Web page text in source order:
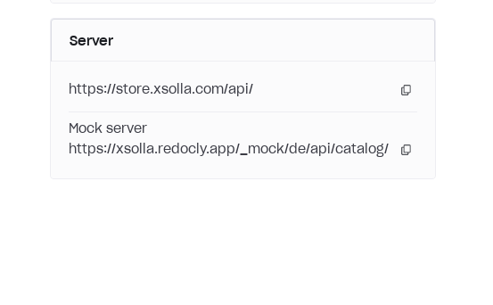
Server
https://store.xsolla.com/api/
Mock server
https://xsolla.redocly.app/_mock/de/api/catalog/